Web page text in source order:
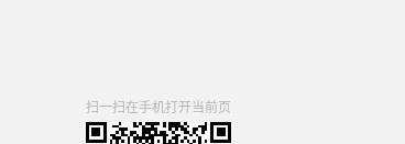
扫一扫在手机打开当前页